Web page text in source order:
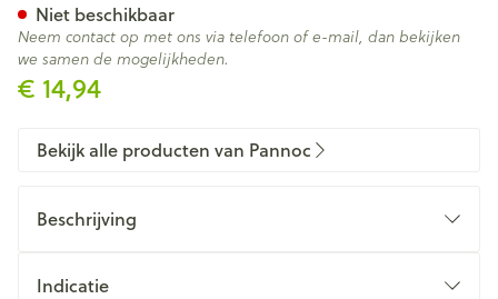
€ 14,94
Niet beschikbaar
Neem contact op met ons via telefoon of e-mail, dan bekijken
we samen de mogelijkheden.
Bekijk alle producten van Pannoc
Beschrijving
Indicatie